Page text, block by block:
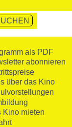
als PDF
abonnieren
über das Kino
Kino mieten